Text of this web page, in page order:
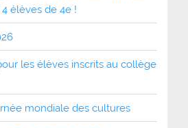
élèves de 4e !
les élèves inscrits au collège
mondiale des cultures